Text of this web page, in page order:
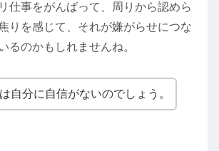
仕事をがんばって、周りから認めら
りを感じて、それが嫌がらせにつな
るのかもしれませんね。
自分に自信がないのでしょう。